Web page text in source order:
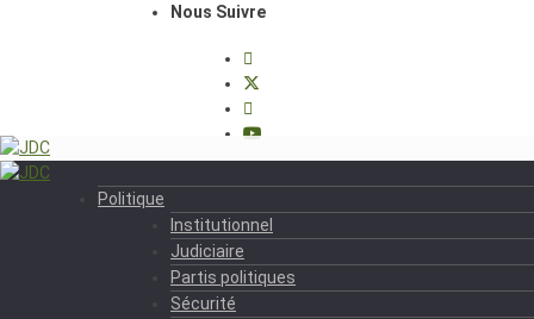
Nous Suivre
Politique
Institutionnel
Judiciaire
Partis politiques
Sécurité